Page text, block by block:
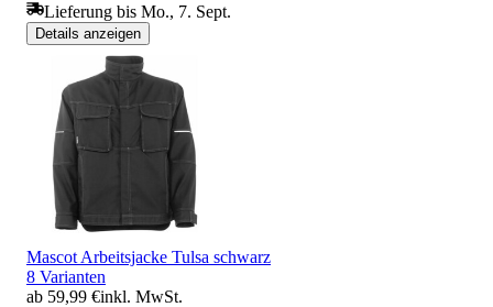
Lieferung bis Mo., 7. Sept.
Details anzeigen
Mascot Arbeitsjacke Tulsa schwarz
8 Varianten
ab 59,99 €inkl. MwSt.